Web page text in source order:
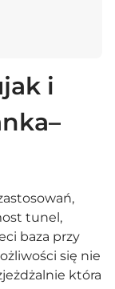
i
tunel,
baza przy
się nie
która